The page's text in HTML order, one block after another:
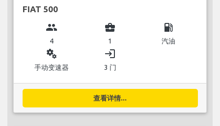
FIAT 500
group
4
business_center
1
local_gas_station
汽油
miscellaneous_services
手动变速器
login
3 门
查看详情...